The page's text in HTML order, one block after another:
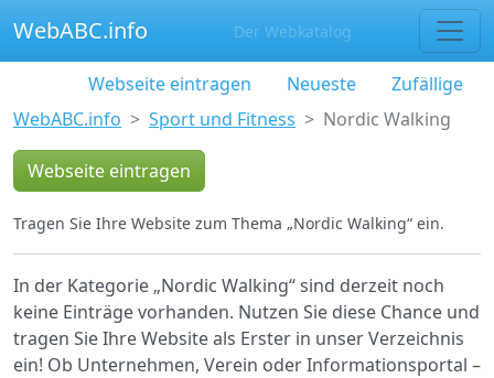
WebABC.info Der Webkatalog
Webseite eintragen Neueste
Zufällige
WebABC.info
Sport und Fitness Nordic Walking
Webseite eintragen
Tragen Sie Ihre Website zum Thema „Nordic Walking“ ein.
In der Kategorie „Nordic Walking“ sind derzeit noch
keine Einträge vorhanden. Nutzen Sie diese Chance und
tragen Sie Ihre Website als Erster in unser Verzeichnis
ein! Ob Unternehmen, Verein oder Informationsportal –